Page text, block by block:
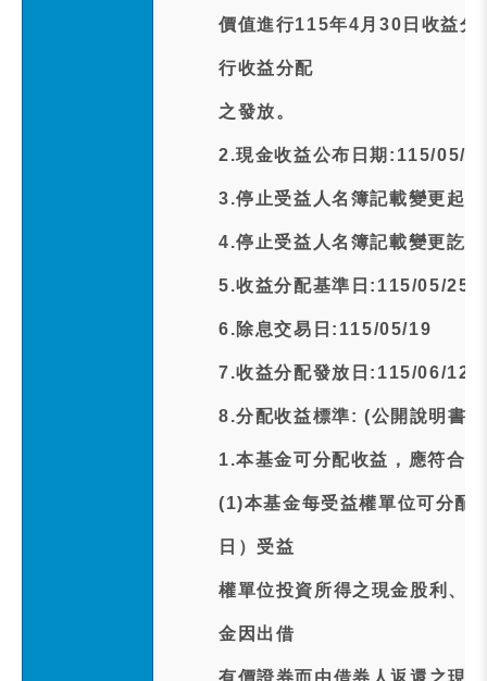
價值進行115年4月30日收益分
行收益分配
之發放。
2.現金收益公布日期:115/05/
3.停止受益人名簿記載變更起
4.停止受益人名簿記載變更訖
5.收益分配基準日:115/05/25
6.除息交易日:115/05/19
7.收益分配發放日:115/06/12
8.分配收益標準: (公開說明書
1.本基金可分配收益，應符合
(1)本基金每受益權單位可分配
日）受益
權單位投資所得之現金股利、
金因出借
有價證券而由借券人返還之現